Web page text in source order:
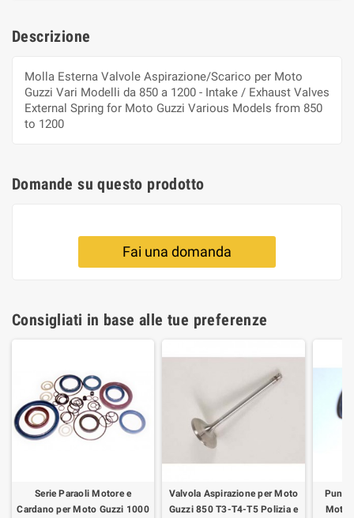
Descrizione
Molla Esterna Valvole Aspirazione/Scarico per Moto
Guzzi Vari Modelli da 850 a 1200 - Intake / Exhaust Valves
External Spring for Moto Guzzi Various Models from 850
to 1200
Domande su questo prodotto
Fai una domanda
Consigliati in base alle tue preferenze
Serie Paraoli Motore e
Cardano per Moto Guzzi 1000
Valvola Aspirazione per Moto
Guzzi 850 T3-T4-T5 Polizia e
Moto